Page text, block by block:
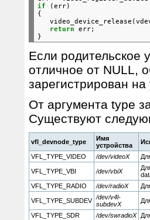
if
(err)
{
return
err;
Если родительское
отличное от NULL,
зарегистрирован
От аргумента type
Существуют
vfl_devnode_type
Имя
устройства
VFL_TYPE_VIDEO /dev/videoX
VFL_TYPE_VBI /dev/vbiX
VFL_TYPE_RADIO
/dev/radioX
VFL_TYPE_SUBDEV
/dev/v4l-
subdevX
VFL_TYPE_SDR /dev/swradioX